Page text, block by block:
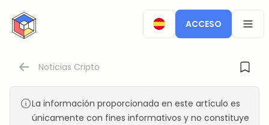
CryptoTicker
ACCESO
Noticias Cripto
La información proporcionada en este artículo es
únicamente con fines informativos y no constituye